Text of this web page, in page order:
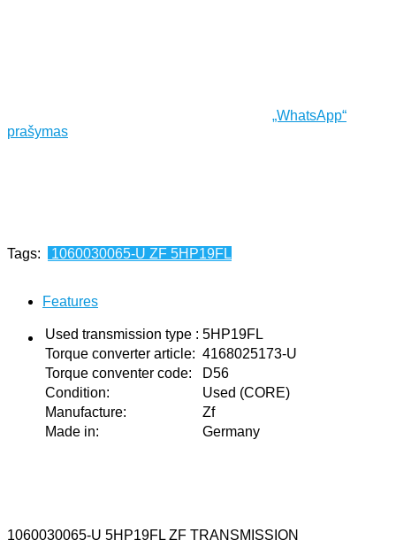
„WhatsApp“
prašymas
Tags: 1060030065-U ZF 5HP19FL
Features
Used transmission type : 5HP19FL
Torque converter article: 4168025173-U
Torque conventer code:
D56
Condition:
Used (CORE)
Manufacture:
Zf
Made in: Germany
1060030065-U 5HP19FL ZF TRANSMISSION